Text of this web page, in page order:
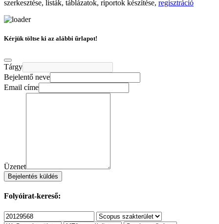
szerkesztése, listák, táblázatok, riportok készítése, regisztráció
Kérjük töltse ki az alábbi űrlapot!
Tárgy
Bejelentő neve
Email címe
Üzenet
Bejelentés küldés
Folyóirat-kereső: